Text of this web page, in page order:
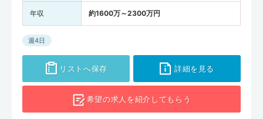
年収 約1600万～2300万円
週4日
リストへ保存 詳細を見る
希望の求人を紹介してもらう